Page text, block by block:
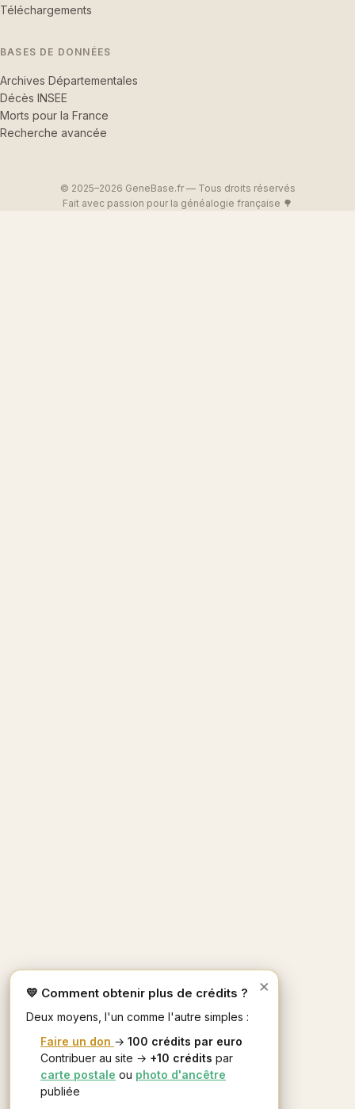
Téléchargements
BASES DE DONNÉES
Archives Départementales
Décès INSEE
Morts pour la France
Recherche avancée
© 2025–2026 GeneBase.fr — Tous droits réservés
Fait avec passion pour la généalogie française 🌳
×
💛 Comment obtenir plus de crédits ?
Deux moyens, l'un comme l'autre simples :
Faire un don → 100 crédits par euro
Contribuer au site → +10 crédits par
carte postale ou photo d'ancêtre
publiée